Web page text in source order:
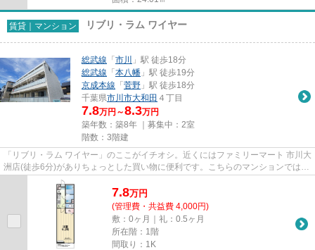
賃貸｜マンション リブリ・ラム ワイヤー
総武線 「 市川
」駅 徒歩18分
総武線 「 本八幡 」駅 徒歩19分
京成本線 「 菅野 」駅 徒歩18分
千葉県市川市大和田 ４丁目
7.8万円～8.3万円
築年数：築8年 ｜募集中： 2室
階数：3階建
「リブリ・ラム ワイヤー」のここがイチオシ。近くにはファミリーマート 市川大
洲店(徒歩6分)がありちょっとした買い物に便利です。こちらのマンションでは初
期費用をカードでお支払い...
7.8万円
(管理費・共益費 4,000円)
敷：0ヶ月｜礼：0.5ヶ月
所在階：1階
間取り：1K